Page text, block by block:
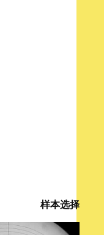
样本选择